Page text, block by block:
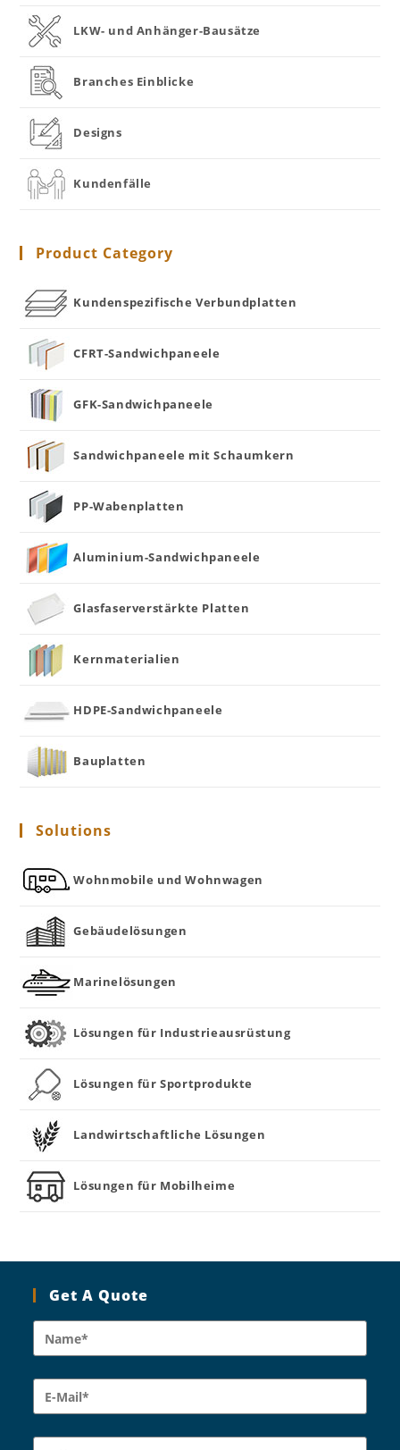
LKW- und Anhänger-Bausätze
Branches Einblicke
Designs
Kundenfälle
Product Category
Kundenspezifische Verbundplatten
CFRT-Sandwichpaneele
GFK-Sandwichpaneele
Sandwichpaneele mit Schaumkern
PP-Wabenplatten
Aluminium-Sandwichpaneele
Glasfaserverstärkte Platten
Kernmaterialien
HDPE-Sandwichpaneele
Bauplatten
Solutions
Wohnmobile und Wohnwagen
Gebäudelösungen
Marinelösungen
Lösungen für Industrieausrüstung
Lösungen für Sportprodukte
Landwirtschaftliche Lösungen
Lösungen für Mobilheime
Get A Quote